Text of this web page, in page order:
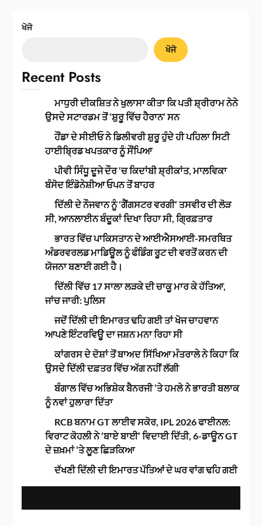
ਖੋਜੋ
ਖੋਜੋ
Recent Posts
ਮਾਧੁਰੀ ਦੀਕਸ਼ਿਤ ਨੇ ਖੁਲਾਸਾ ਕੀਤਾ ਕਿ ਪਤੀ ਸ਼੍ਰੀਰਾਮ ਨੇਨੇ
ਉਸਦੇ ਸਟਾਰਡਮ ਤੋਂ ‘ਸ਼ੁਰੂ ਵਿੱਚ ਹੈਰਾਨ’ ਸਨ
ਹੌਂਡਾ ਦੇ ਸੀਈਓ ਨੇ ਡਿਲੀਵਰੀ ਸ਼ੁਰੂ ਹੁੰਦੇ ਹੀ ਪਹਿਲਾ ਸਿਟੀ
ਹਾਈਬ੍ਰਿਡ ਖਪਤਕਾਰ ਨੂੰ ਸੌਂਪਿਆ
ਪੀਵੀ ਸਿੰਧੂ ਦੂਜੇ ਦੌਰ ‘ਚ ਕਿਦਾਂਬੀ ਸ਼੍ਰੀਕਾਂਤ, ਮਾਲਵਿਕਾ
ਬੰਸੋਦ ਇੰਡੋਨੇਸ਼ੀਆ ਓਪਨ ਤੋਂ ਬਾਹਰ
ਦਿੱਲੀ ਦੇ ਨੌਜਵਾਨ ਨੂੰ ‘ਗੈਂਗਸਟਰ ਵਰਗੀ’ ਤਸਵੀਰ ਦੀ ਲੋੜ
ਸੀ, ਆਨਲਾਈਨ ਬੰਦੂਕਾਂ ਦਿਖਾ ਰਿਹਾ ਸੀ, ਗ੍ਰਿਫ਼ਤਾਰ
ਭਾਰਤ ਵਿੱਚ ਪਾਕਿਸਤਾਨ ਦੇ ਆਈਐਸਆਈ-ਸਮਰਥਿਤ
ਅੰਡਰਵਰਲਡ ਮਾਡਿਊਲ ਨੂੰ ਫੰਡਿੰਗ ਰੂਟ ਦੀ ਵਰਤੋਂ ਕਰਨ ਦੀ
ਯੋਜਨਾ ਬਣਾਈ ਗਈ ਹੈ।
ਦਿੱਲੀ ਵਿੱਚ 17 ਸਾਲਾ ਲੜਕੇ ਦੀ ਚਾਕੂ ਮਾਰ ਕੇ ਹੱਤਿਆ,
ਜਾਂਚ ਜਾਰੀ: ਪੁਲਿਸ
ਜਦੋਂ ਦਿੱਲੀ ਦੀ ਇਮਾਰਤ ਢਹਿ ਗਈ ਤਾਂ ਖੋਜ ਚਾਹਵਾਨ
ਆਪਣੇ ਇੰਟਰਵਿਊ ਦਾ ਜਸ਼ਨ ਮਨਾ ਰਿਹਾ ਸੀ
ਕਾਂਗਰਸ ਦੇ ਦੋਸ਼ਾਂ ਤੋਂ ਬਾਅਦ ਸਿੱਖਿਆ ਮੰਤਰਾਲੇ ਨੇ ਕਿਹਾ ਕਿ
ਉਸਦੇ ਦਿੱਲੀ ਦਫ਼ਤਰ ਵਿੱਚ ਅੱਗ ਨਹੀਂ ਲੱਗੀ
ਬੰਗਾਲ ਵਿੱਚ ਅਭਿਸ਼ੇਕ ਬੈਨਰਜੀ ‘ਤੇ ਹਮਲੇ ਨੇ ਭਾਰਤੀ ਬਲਾਕ
ਨੂੰ ਨਵਾਂ ਹੁਲਾਰਾ ਦਿੱਤਾ
RCB ਬਨਾਮ GT ਲਾਈਵ ਸਕੋਰ, IPL 2026 ਫਾਈਨਲ:
ਵਿਰਾਟ ਕੋਹਲੀ ਨੇ ‘ਬਾਏ ਬਾਈ’ ਵਿਦਾਈ ਦਿੱਤੀ, 6-ਡਾਊਨ GT
ਦੇ ਜ਼ਖ਼ਮਾਂ ‘ਤੇ ਲੂਣ ਛਿੜਕਿਆ
ਦੱਖਣੀ ਦਿੱਲੀ ਦੀ ਇਮਾਰਤ ਪੱਤਿਆਂ ਦੇ ਘਰ ਵਾਂਗ ਢਹਿ ਗਈ